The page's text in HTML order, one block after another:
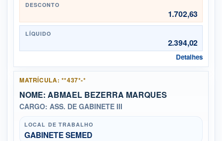
DESCONTO
1.702,63
LÍQUIDO
2.394,02
Detalhes
MATRÍCULA: **437*-*
NOME: ABMAEL BEZERRA MARQUES
CARGO: ASS. DE GABINETE III
LOCAL DE TRABALHO
GABINETE SEMED